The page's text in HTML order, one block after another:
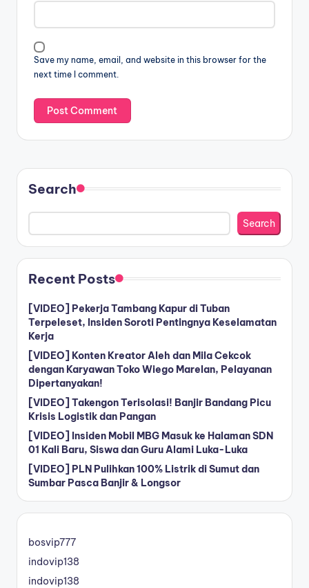
Save my name, email, and website in this browser for the
next time I comment.
Search
Search
Recent Posts
[VIDEO] Pekerja Tambang Kapur di Tuban
Terpeleset, Insiden Soroti Pentingnya Keselamatan
Kerja
[VIDEO] Konten Kreator Aleh dan Mila Cekcok
dengan Karyawan Toko Wiego Marelan, Pelayanan
Dipertanyakan!
[VIDEO] Takengon Terisolasi! Banjir Bandang Picu
Krisis Logistik dan Pangan
[VIDEO] Insiden Mobil MBG Masuk ke Halaman SDN
01 Kali Baru, Siswa dan Guru Alami Luka-Luka
[VIDEO] PLN Pulihkan 100% Listrik di Sumut dan
Sumbar Pasca Banjir & Longsor
bosvip777
indovip138
indovip138